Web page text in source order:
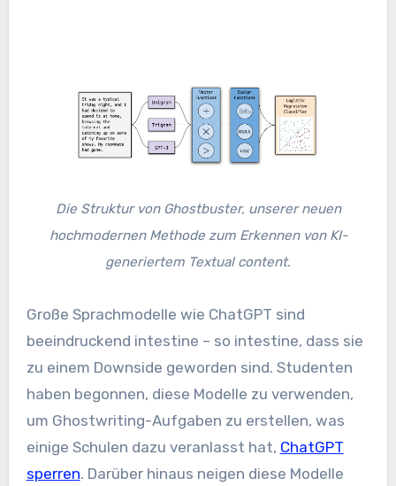
Die Struktur von Ghostbuster, unserer neuen
hochmodernen Methode zum Erkennen von KI-
generiertem Textual content.
Große Sprachmodelle wie ChatGPT sind
beeindruckend intestine – so intestine, dass sie
zu einem Downside geworden sind. Studenten
haben begonnen, diese Modelle zu verwenden,
um Ghostwriting-Aufgaben zu erstellen, was
einige Schulen dazu veranlasst hat, ChatGPT
sperren. Darüber hinaus neigen diese Modelle